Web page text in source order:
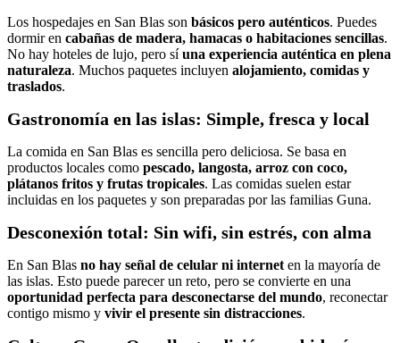
Los hospedajes en San Blas son básicos pero auténticos. Puedes
dormir en cabañas de madera, hamacas o habitaciones sencillas.
No hay hoteles de lujo, pero síuna experiencia auténtica en plena
naturaleza. Muchos paquetes incluyen alojamiento, comidas y
traslados.
Gastronomía en las islas: Simple, fresca y local
La comida en San Blas es sencilla pero deliciosa. Se basa en
productos locales como pescado, langosta, arroz con coco,
plátanos fritos y frutas tropicales. Las comidas suelen estar
incluidas en los paquetes y son preparadas por las familias Guna.
Desconexión total: Sin wifi, sin estrés, con alma
En San Blas no hay señal de celular ni internet en la mayoría de
las islas. Esto puede parecer un reto, pero se convierte en una
oportunidad perfecta para desconectarse del mundo, reconectar
contigo mismo y vivir el presente sin distracciones.